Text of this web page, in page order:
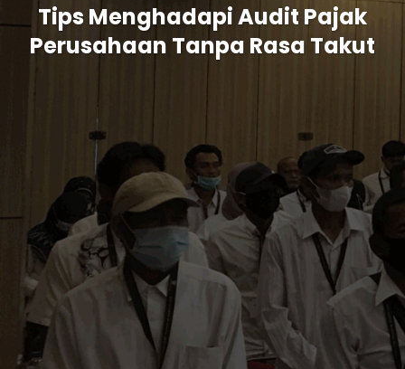
Tips Menghadapi Audit Pajak
Perusahaan Tanpa Rasa Takut